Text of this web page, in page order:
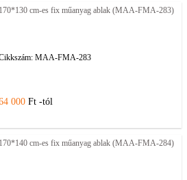
170*130 cm-es fix műanyag ablak (MAA-FMA-283)
MAA-FMA-283
000 Ft -tól
170*140 cm-es fix műanyag ablak (MAA-FMA-284)